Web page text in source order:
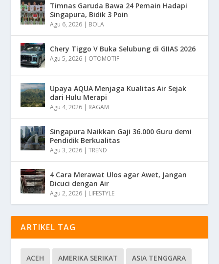
Timnas Garuda Bawa 24 Pemain Hadapi
Singapura, Bidik 3 Poin
Agu 6, 2026 | BOLA
Chery Tiggo V Buka Selubung di GIIAS 2026
Agu 5, 2026 | OTOMOTIF
Upaya AQUA Menjaga Kualitas Air Sejak
dari Hulu Merapi
Agu 4, 2026 | RAGAM
Singapura Naikkan Gaji 36.000 Guru demi
Pendidik Berkualitas
Agu 3, 2026 |TREND
4 Cara Merawat Ulos agar Awet, Jangan
Dicuci dengan Air
Agu 2, 2026 | LIFESTYLE
ARTIKEL TAG
ACEH AMERIKA SERIKAT ASIA TENGGARA